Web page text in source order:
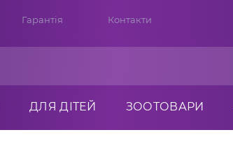
Гарантія Контакти
ДЛЯ ДІТЕЙ ЗООТОВАРИ